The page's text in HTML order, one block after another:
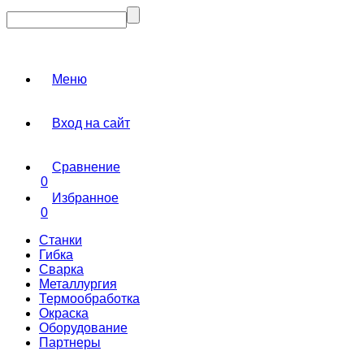
Меню
Вход на сайт
Сравнение
0
Избранное
0
Станки
Гибка
Сварка
Металлургия
Термообработка
Окраска
Оборудование
Партнеры